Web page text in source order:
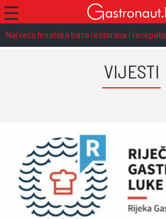
☰
Najveća hrvatska baza restorana i recepata
VIJESTI